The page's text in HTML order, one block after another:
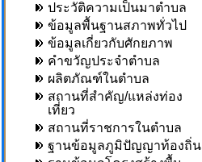
ประวัติความเป็นมาตำบล
ข้อมูลพื้นฐานสภาพทั่วไป
ข้อมูลเกี่ยวกับศักยภาพ
คำขวัญประจำตำบล
ผลิตภัณฑ์ในตำบล
สถานที่สำคัญ/แหล่งท่อง
เที่ยว
สถานที่ราชการในตำบล
ฐานข้อมูลภูมิปัญญาท้องถิ่น